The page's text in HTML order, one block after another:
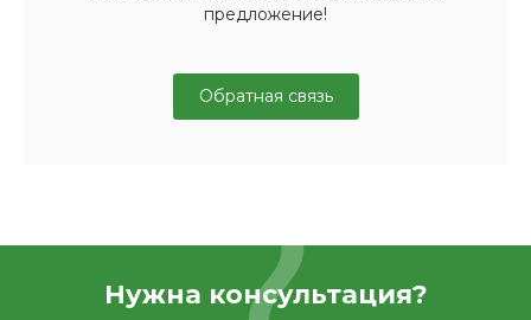
предложение!
Обратная связь
Нужна консультация?